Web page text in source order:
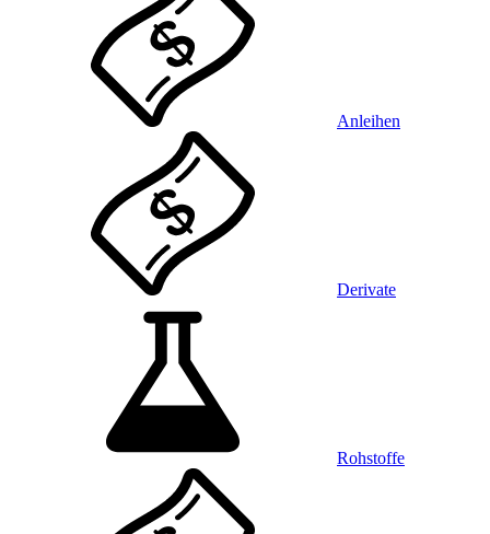
Anleihen
Derivate
Rohstoffe